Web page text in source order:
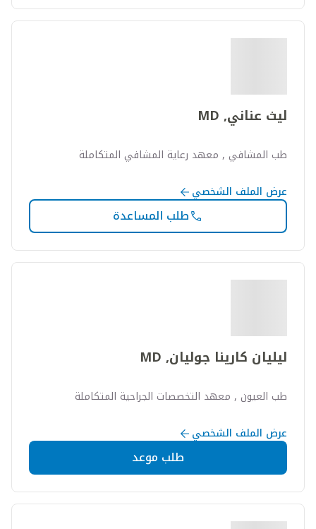
ليث عناني, MD
طب المشافي , معهد رعاية المشافي المتكاملة
عرض الملف الشخصي
طلب المساعدة
ليليان كارينا جوليان, MD
طب العيون , معهد التخصصات الجراحية المتكاملة
عرض الملف الشخصي
طلب موعد